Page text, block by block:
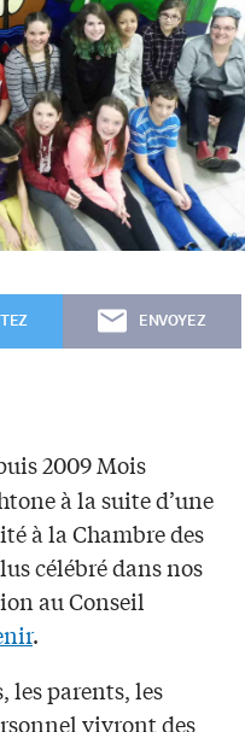
ENVOYEZ
2009 Mois
à la suite d’une
à la Chambre des
célébré dans nos
au Conseil
.
les parents, les
vivront des